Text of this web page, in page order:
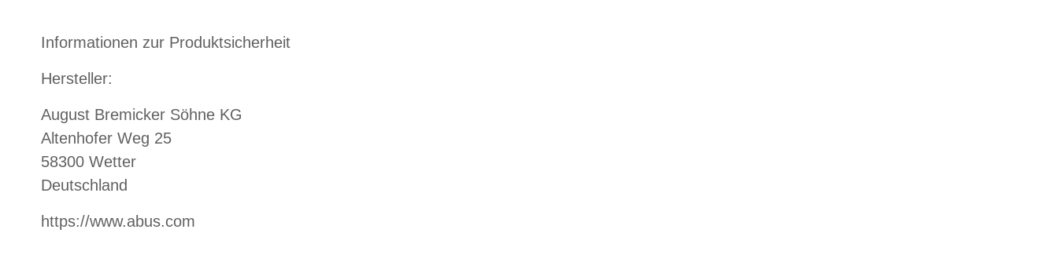
Informationen zur Produktsicherheit
Hersteller:
August Bremicker Söhne KG
Altenhofer Weg 25
58300 Wetter
Deutschland
https://www.abus.com